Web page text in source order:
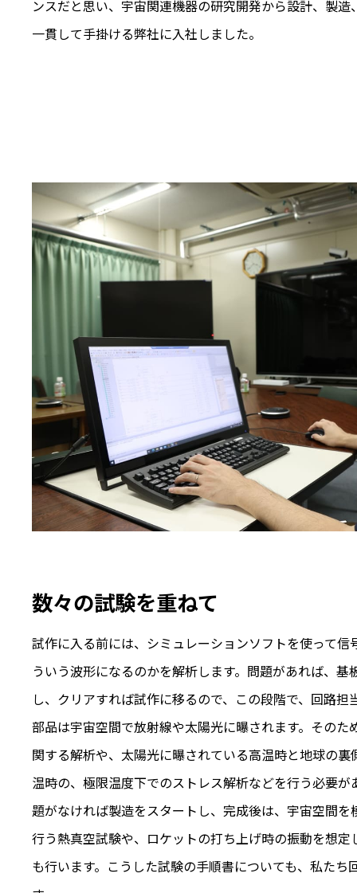
ンスだと思い、宇宙関連機器の研究開発から設計、製造
一貫して手掛ける弊社に入社しました。
数々の試験を重ねて
試作に入る前には、シミュレーションソフトを使って信
ういう波形になるのかを解析します。問題があれば、基
し、クリアすれば試作に移るので、この段階で、回路担
部品は宇宙空間で放射線や太陽光に曝されます。そのた
関する解析や、太陽光に曝されている高温時と地球の裏
温時の、極限温度下でのストレス解析などを行う必要が
題がなければ製造をスタートし、完成後は、宇宙空間を
行う熱真空試験や、ロケットの打ち上げ時の振動を想定
も行います。こうした試験の手順書についても、私たち